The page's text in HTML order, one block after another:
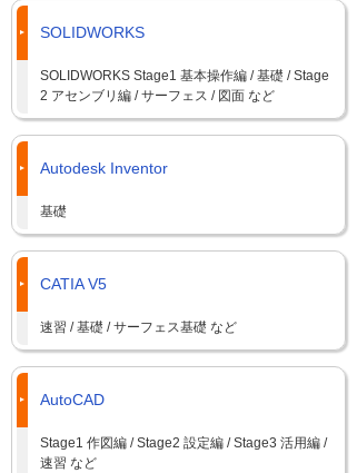
SOLIDWORKS
SOLIDWORKS Stage1 基本操作編 / 基礎 / Stage
2 アセンブリ編 / サーフェス / 図面 など
Autodesk Inventor
基礎
CATIA V5
速習 / 基礎 / サーフェス基礎 など
AutoCAD
Stage1 作図編 / Stage2 設定編 / Stage3 活用編 /
速習 など